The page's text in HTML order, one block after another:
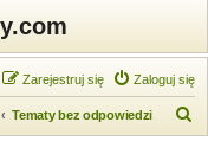
Zaloguj się
Zarejestruj się
Tematy bez odpowiedzi